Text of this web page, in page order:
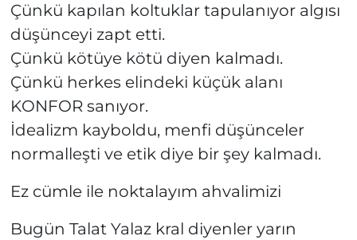
Çünkü kapılan koltuklar tapulanıyor algısı
düşünceyi zapt etti.
Çünkü kötüye kötü diyen kalmadı.
Çünkü herkes elindeki küçük alanı
KONFOR sanıyor.
İdealizm kayboldu, menfi düşünceler
normalleşti ve etik diye bir şey kalmadı.
Ez cümle ile noktalayım ahvalimizi
Bugün Talat Yalaz kral diyenler yarın